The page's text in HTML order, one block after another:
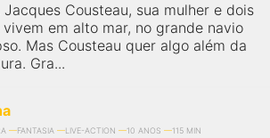
Jacques Cousteau, sua mulher e dois
em alto mar, no grande navio
Mas Cousteau quer algo além da
Gra...
FANTASIA LIVE-ACTION 10 ANOS 115 MIN